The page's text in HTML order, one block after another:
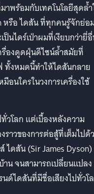
พร้อมกับเทคโนโลยีสุดล้
หรือ ไดสัน ที่ทุกคนรู้จักย่อ
นไดร์เป่าผมที่เงียบกว่ายี่
องดูดฝุ่นดีไซน์ล้ำสมัยที่
ทั้งหมดนี้ทำให้ไดสันกลาย
นใครในวงการเครื่องใช้
โลก แต่เบื้องหลังความ
ราวของการต่อสู้ที่เต็มไปด้
ไดสัน (Sir James
น จนสามารถเปลี่ยนแปลง
นด์ไดสันที่มีชื่อเสียงไปทั่วโ